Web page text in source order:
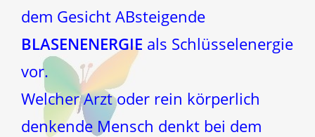
dem Gesicht ABsteigende
BLASENENERGIE als Schlüsselenergie
vor.
Welcher Arzt oder rein körperlich
denkende Mensch denkt bei dem